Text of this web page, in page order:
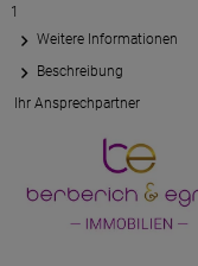
1
Weitere Informationen
Beschreibung
Ihr Ansprechpartner